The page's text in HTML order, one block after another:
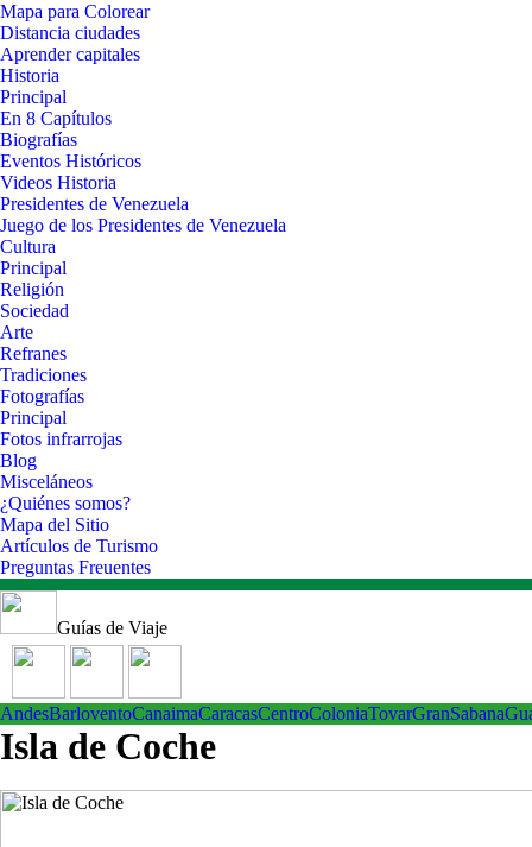
Mapa para Colorear
Distancia ciudades
Aprender capitales
Historia
Principal
En 8 Capítulos
Biografías
Eventos Históricos
Videos Historia
Presidentes de Venezuela
Juego de los Presidentes de Venezuela
Cultura
Principal
Religión
Sociedad
Arte
Refranes
Tradiciones
Fotografías
Principal
Fotos infrarrojas
Blog
Misceláneos
¿Quiénes somos?
Mapa del Sitio
Artículos de Turismo
Preguntas Freuentes
Guías de Viaje
AndesBarloventoCanaimaCaracasCentroColoniaTovarGranSabana
Isla de Coche